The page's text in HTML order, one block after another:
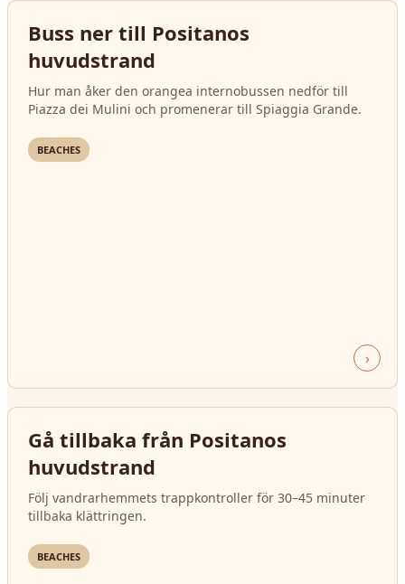
Buss ner till Positanos
huvudstrand
Hur man åker den orangea internobussen nedför till
Piazza dei Mulini och promenerar till Spiaggia Grande.
BEACHES
›
Gå tillbaka från Positanos
huvudstrand
Följ vandrarhemmets trappkontroller för 30–45 minuter
tillbaka klättringen.
BEACHES